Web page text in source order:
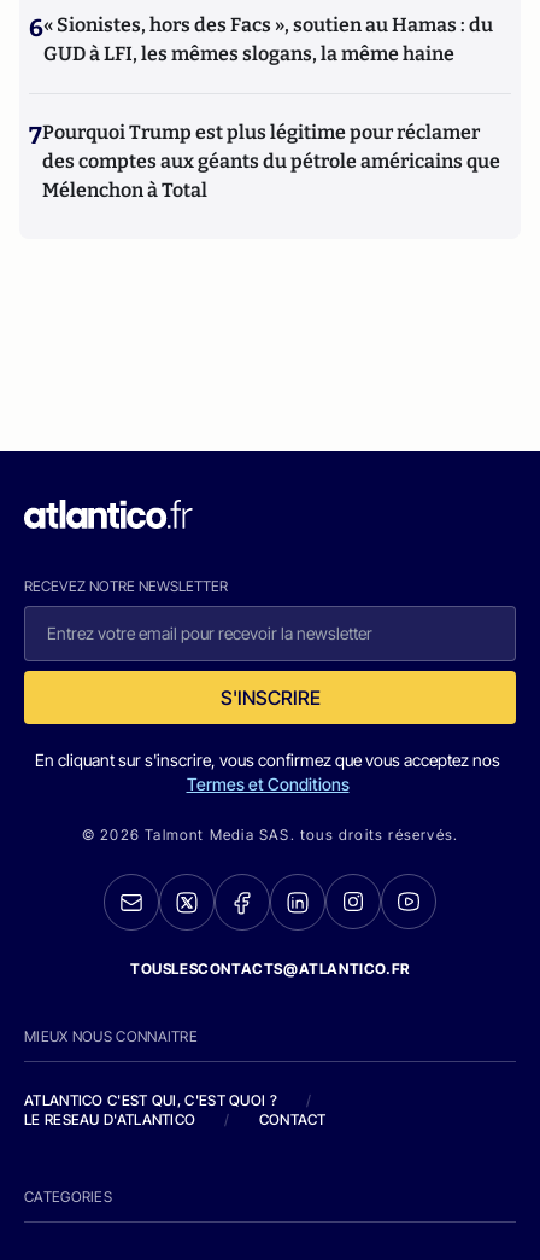
6« Sionistes, hors des Facs », soutien au Hamas : du
GUD à LFI, les mêmes slogans, la même haine
7Pourquoi Trump est plus légitime pour réclamer
des comptes aux géants du pétrole américains que
Mélenchon à Total
RECEVEZ NOTRE NEWSLETTER
S'INSCRIRE
En cliquant sur s'inscrire, vous confirmez que vous acceptez nos
Termes et Conditions
© 2026 Talmont Media SAS. tous droits réservés.
TOUSLESCONTACTS@ATLANTICO.FR
MIEUX NOUS CONNAITRE
ATLANTICO C'EST QUI, C'EST QUOI ?
/
LE RESEAU D'ATLANTICO
/ CONTACT
CATEGORIES